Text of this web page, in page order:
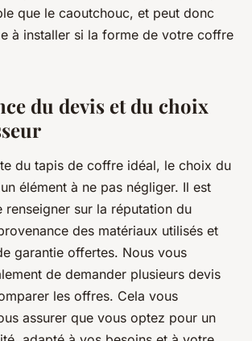
que le caoutchouc, et peut donc
à installer si la forme de votre coffre
du devis et du choix
du tapis de coffre idéal, le choix du
élément à ne pas négliger. Il est
renseigner sur la réputation du
des matériaux utilisés et
garantie offertes. Nous vous
de demander plusieurs devis
les offres. Cela vous
assurer que vous optez pour un